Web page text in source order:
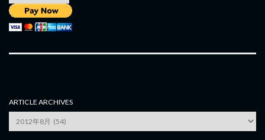
ARTICLE ARCHIVES
Archives